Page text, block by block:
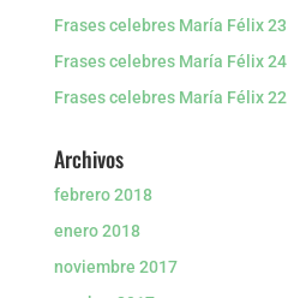
Frases celebres María Félix 23
Frases celebres María Félix 24
Frases celebres María Félix 22
Archivos
febrero 2018
enero 2018
noviembre 2017